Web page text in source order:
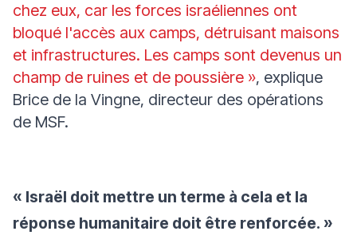
chez eux, car les forces israéliennes ont
bloqué l'accès aux camps, détruisant maisons
et infrastructures. Les camps sont devenus un
champ de ruines et de poussière », explique
Brice de la Vingne, directeur des opérations
de MSF.
« Israël doit mettre un terme à cela et la
réponse humanitaire doit être renforcée. »